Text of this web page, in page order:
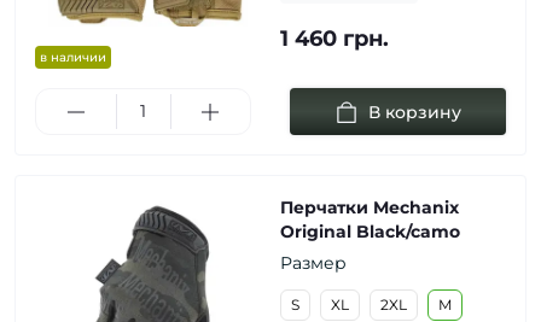
в наличии
1 460 грн.
В корзину
Перчатки Mechanix
Original Black/camo
Размер
S XL 2XL M